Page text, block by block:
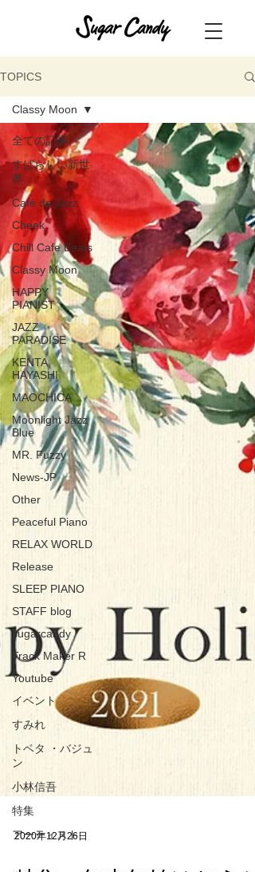
TOPICS
全ての記事
すばらしい新世
界
Café de Jazz
Cheek
Chill Cafe Beats
Classy Moon
HAPPY
PIANIST
JAZZ
PARADISE
KENTA
HAYASHI
MAOCHICA
Moonlight Jazz
Blue
MR. Fuzzy
News-JP
Other
Peaceful Piano
RELAX WORLD
Release
SLEEP PIANO
STAFF blog
sugarcandy
Track Maker R
Youtube
イベント
すみれ
トベタ ・バジュ
ン
小林信吾
特集
アーティスト
Classy Moon